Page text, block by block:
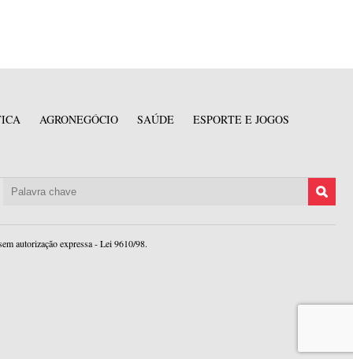
AGRONEGÓCIO SAÚDE ESPORTE E JOGOS
autorização expressa - Lei 9610/98.